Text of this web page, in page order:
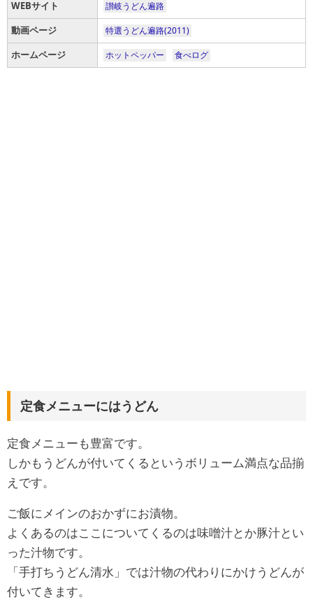
WEBサイト 讃岐うどん遍路
動画ページ 特選うどん遍路(2011)
ホームページ ホットペッパー 食べログ
定食メニューにはうどん
定食メニューも豊富です。
しかもうどんが付いてくるというボリューム満点な品揃
えです。
ご飯にメインのおかずにお漬物。
よくあるのはここについてくるのは味噌汁とか豚汁とい
った汁物です。
「手打ちうどん清水」では汁物の代わりにかけうどんが
付いてきます。